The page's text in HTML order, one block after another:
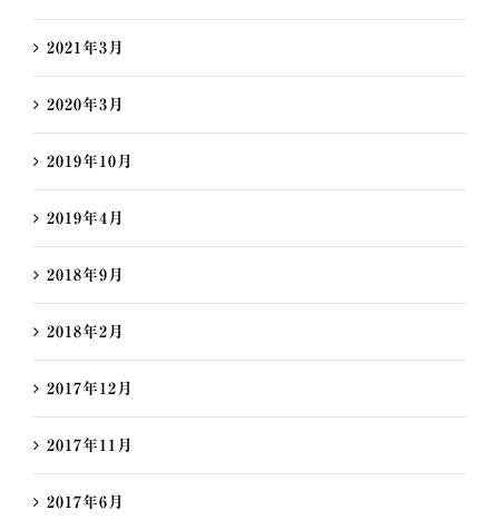
2021年3月
2020年3月
2019年10月
2019年4月
2018年9月
2018年2月
2017年12月
2017年11月
2017年6月